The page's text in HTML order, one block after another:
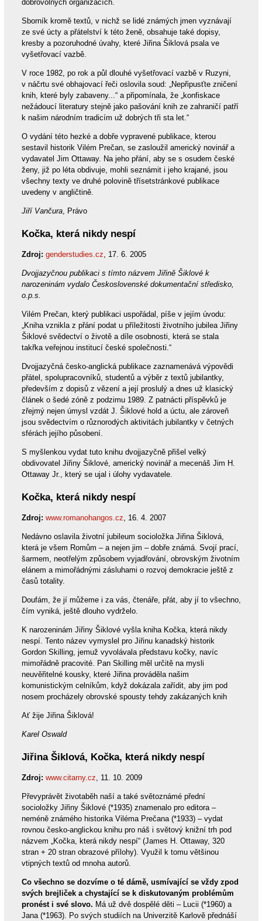
dobrovolných organizacích.
Sborník kromě textů, v nichž se lidé známých jmen vyznávají
ze své úcty a přátelství k této ženě, obsahuje také dopisy,
kresby a pozoruhodné úvahy, které Jiřina Šiklová psala ve
vyšetřovací vazbě.
V roce 1982, po rok a půl dlouhé vyšetřovací vazbě v Ruzyni,
v náčrtu své obhajovací řeči oslovila soud: „Nepřipusťte zničení
knih, které byly zabaveny...“ a připomínala, že „konfiskace
nežádoucí literatury stejně jako pašování knih ze zahraničí patří
k našim národním tradicím už dobrých tři sta let.“
O vydání této hezké a dobře vypravené publikace, kterou
sestavil historik Vilém Prečan, se zasloužil americký novinář a
vydavatel Jim Ottaway. Na jeho přání, aby se s osudem české
ženy, již po léta obdivuje, mohli seznámit i jeho krajané, jsou
všechny texty ve druhé polovině třísetstránkové publikace
uvedeny v angličtině.
Jiří Vančura, Právo
Kočka, která nikdy nespí
Zdroj: genderstudies.cz, 17. 6. 2005
Dvojjazyčnou publikaci s tímto názvem Jiřině Šiklové k
narozeninám vydalo Československé dokumentační středisko,
o.p.s.
Vilém Prečan, který publikaci uspořádal, píše v jejím úvodu:
„Kniha vznikla z přání podat u příležitosti životního jubilea Jiřiny
Šiklové svědectví o životě a díle osobnosti, která se stala
takřka veřejnou institucí české společnosti.“
Dvojjazyčná česko-anglická publikace zaznamenává výpovědi
přátel, spolupracovníků, studentů a výběr z textů jubilantky,
především z dopisů z vězení a její proslulý a dnes už klasický
článek o šedé zóně z podzimu 1989. Z patnácti příspěvků je
zřejmý nejen úmysl vzdát J. Šiklové hold a úctu, ale zároveň
jsou svědectvím o různorodých aktivitách jubilantky v četných
sférách jejího působení.
S myšlenkou vydat tuto knihu dvojjazyčně přišel velký
obdivovatel Jiřiny Šiklové, americký novinář a mecenáš Jim H.
Ottaway Jr., který se ujal i úlohy vydavatele.
Kočka, která nikdy nespí
Zdroj: www.romanohangos.cz, 16. 4. 2007
Nedávno oslavila životní jubileum socioložka Jiřina Šiklová,
která je všem Romům – a nejen jim – dobře známá. Svojí prací,
šarmem, neotřelým způsobem vyjadřování, obrovským životním
elánem a mimořádnými zásluhami o rozvoj demokracie ještě z
časů totality.
Doufám, že jí můžeme i za vás, čtenáře, přát, aby jí to všechno,
čím vyniká, ještě dlouho vydrželo.
K narozeninám Jiřiny Šiklové vyšla kniha Kočka, která nikdy
nespí. Tento název vymyslel pro Jiřinu kanadský historik
Gordon Skilling, jemuž vyvolávala představu kočky, navíc
mimořádně pracovité. Pan Skilling měl určitě na mysli
neuvěřitelné kousky, které Jiřina prováděla našim
komunistickým celníkům, když dokázala zařídit, aby jim pod
nosem procházely obrovské spousty tehdy zakázaných knih
Ať žije Jiřina Šiklová!
Karel Oswald
Jiřina Šiklová, Kočka, která nikdy nespí
Zdroj: www.citarny.cz, 11. 10. 2009
Převyprávět životaběh naší a také světoznámé přední
socioložky Jiřiny Šiklové (*1935) znamenalo pro editora –
neméně známého historika Viléma Prečana (*1933) – vydat
rovnou česko-anglickou knihu pro náš i světový knižní trh pod
názvem „Kočka, která nikdy nespí“ (James H. Ottaway, 320
stran + 20 stran obrazové přílohy). Využil k tomu většinou
vtipných textů od mnoha autorů.
Co všechno se dozvíme o té dámě, usmívající se vždy zpod
svých brejliček a chystající se k diskutovaným problémům
pronést i své slovo. Má už dvě dospělé děti – Lucii (*1960) a
Jana (*1963). Po svých studiích na Univerzitě Karlově přednáší